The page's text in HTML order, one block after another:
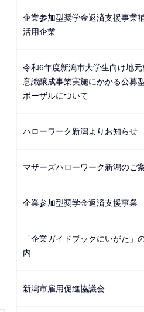
企業参加型奨学金返済支援事業
活用企業
令和6年度新潟市大学生向け地元
意識醸成事業実施にかかる公募
ポーザルについて
ハローワーク新潟よりお知らせ
マザーズハローワーク新潟のご
企業参加型奨学金返済支援事業
「企業ガイドブックにいがた」
内
新潟市雇用促進協議会